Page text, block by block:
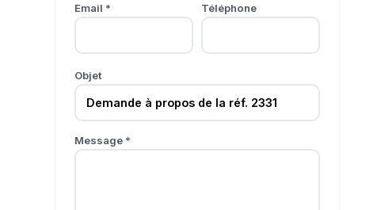
Email * Téléphone
Objet
Message *